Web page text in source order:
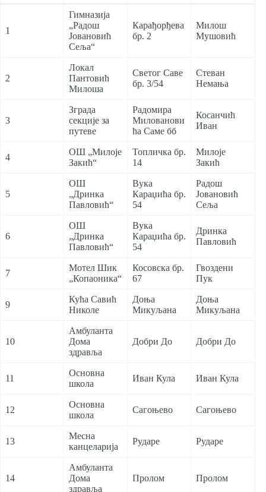
1
Гимназија
„Радош
Јовановић
Сеља“
Карађорђева
бр. 2
Милош
Мушовић
2
Локал
Пантовић
Милоша
Светог Саве
бр. 3/54
Стеван
Немања
3
Зграда
секције за
путеве
Радомира
Милованови
ћа Саме бб
Косанчић
Иван
4
ОШ „Милоје
Закић“
Топличка бр.
14
Милоје
Закић
5
ОШ
„Дринка
Павловић“
Вука
Караџића бр.
54
Радош
Јовановић
Сеља
6
ОШ
„Дринка
Павловић“
Вука
Караџића бр.
54
Дринка
Павловић
7
Мотел Шик
„Копаоника“
Косовска бр.
67
Гвоздени
Пук
9
Кућа Савић
Николе
Доња
Микуљана
Доња
Микуљана
10
Амбуланта
Дома
здравља
Добри До Добри До
11
Основна
школа
Иван Кула Иван Кула
12
Основна
школа
Сагоњево Сагоњево
13
Месна
канцеларија
Рударе Рударе
14
Амбуланта
Дома
здравља
Пролом Пролом